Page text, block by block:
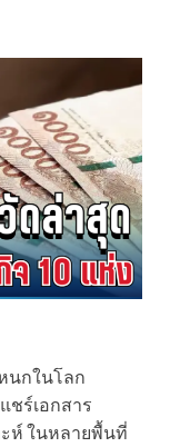
นกในโลก
ชร์เอกสาร
ห์ ในหลายพื้นที่